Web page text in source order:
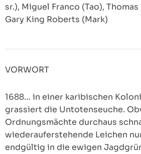
sr.), Miguel Franco (Tao),
Gary King Roberts (Mark)
VORWORT
1688… in einer karibischen
grassiert die Untotenseuche.
Ordnungsmächte durchaus
wiederauferstehende Leichen
endgültig in die ewigen